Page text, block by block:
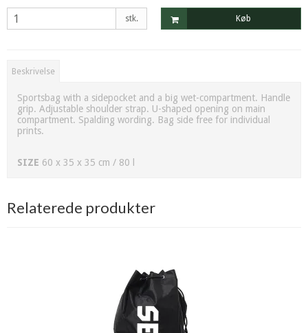
stk. Køb
Beskrivelse
Sportsbag with a sidepocket and a big wet-compartment. Handle
grip. Adjustable shoulder strap. U-shaped opening on main
compartment. Spalding wording. Bag side free for individual
prints.
SIZE 60 x 35 x 35 cm / 80 l
Relaterede produkter